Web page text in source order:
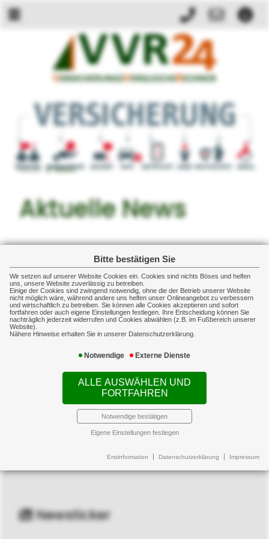
Bitte bestätigen Sie
Wir setzen auf unserer Website Cookies ein. Cookies sind nichts Böses und helfen
uns, unsere Website zuverlässig zu betreiben.
Einige der Cookies sind zwingend notwendig, ohne die der Betrieb unserer Website
nicht möglich wäre, während andere uns helfen unser Onlineangebot zu verbessern
und wirtschaftlich zu betreiben. Sie können alle Cookies akzeptieren und sofort
fortfahren oder auch eigene Einstellungen festlegen. Ihre Entscheidung können Sie
nachträglich jederzeit widerrufen und Cookies abwählen (z.B. im Fußbereich unserer
Website).
Nähere Hinweise erhalten Sie in unserer Datenschutzerklärung.
Notwendige Externe Dienste
ALLE AUSWÄHLEN UND
FORTFAHREN
Notwendige bestätigen
Eigene Einstellungen festlegen
Erstinformation Datenschutzerklärung Impressum
zurück
News News
Aktuelle News
Kontakt
VVR24-Dieter aus der Wiesche
Schlägelstr. 22a
46045 Oberhausen
+49 208 8244870
info[at]vvr24.de
Newsticker